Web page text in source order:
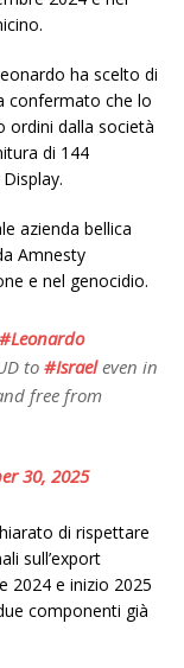
ha scelto di
confermato che lo
ordini dalla società
di 144
azienda bellica
Amnesty
e nel genocidio.
#Leonardo
to#Israeleven in
free from
30, 2025
di rispettare
sull’export
2024 e inizio 2025
componenti già